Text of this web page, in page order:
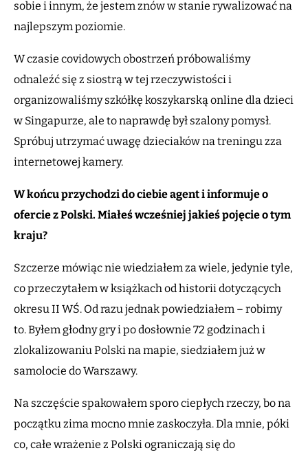
sobie i innym, że jestem znów w stanie rywalizować na
najlepszym poziomie.
W czasie covidowych obostrzeń próbowaliśmy
odnaleźć się z siostrą w tej rzeczywistości i
organizowaliśmy szkółkę koszykarską online dla dzieci
w Singapurze, ale to naprawdę był szalony pomysł.
Spróbuj utrzymać uwagę dzieciaków na treningu zza
internetowej kamery.
W końcu przychodzi do ciebie agent i informuje o
ofercie z Polski. Miałeś wcześniej jakieś pojęcie o tym
kraju?
Szczerze mówiąc nie wiedziałem za wiele, jedynie tyle,
co przeczytałem w książkach od historii dotyczących
okresu II WŚ. Od razu jednak powiedziałem – robimy
to. Byłem głodny gry i po dosłownie 72 godzinach i
zlokalizowaniu Polski na mapie, siedziałem już w
samolocie do Warszawy.
Na szczęście spakowałem sporo ciepłych rzeczy, bo na
początku zima mocno mnie zaskoczyła. Dla mnie, póki
co, całe wrażenie z Polski ograniczają się do